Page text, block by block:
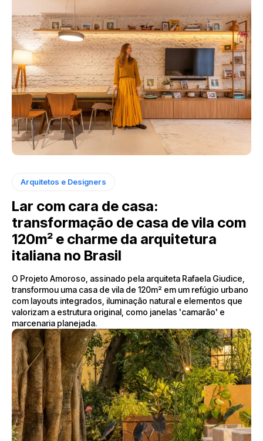
Arquitetos e Designers
Lar com cara de casa:
transformação de casa de vila com
120m² e charme da arquitetura
italiana no Brasil
O Projeto Amoroso, assinado pela arquiteta Rafaela Giudice,
transformou uma casa de vila de 120m² em um refúgio urbano
com layouts integrados, iluminação natural e elementos que
valorizam a estrutura original, como janelas 'camarão' e
marcenaria planejada.